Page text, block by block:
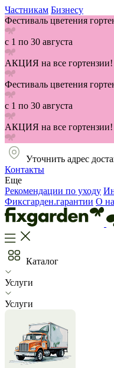
Частникам Бизнесу
Фестиваль цветения
с 1 по 30 августа
АКЦИЯ на все гортензии!
Фестиваль цветения
с 1 по 30 августа
АКЦИЯ на все гортензии!
Уточнить адрес
Контакты
Еще
Рекомендации по уходу
Фиксгарден.гарантии О
Каталог
Услуги
Услуги